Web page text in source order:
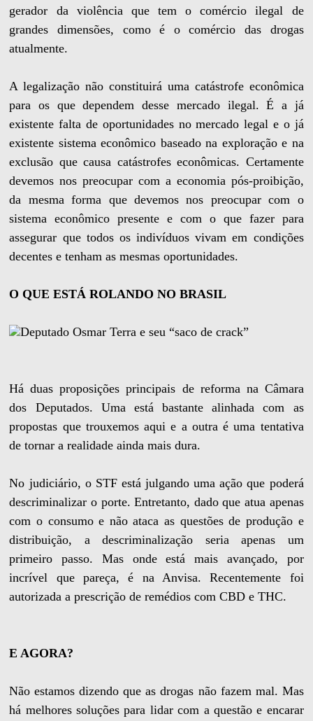
gerador da violência que tem o comércio ilegal de
grandes dimensões, como é o comércio das drogas
atualmente.
A legalização não constituirá uma catástrofe econômica
para os que dependem desse mercado ilegal. É a já
existente falta de oportunidades no mercado legal e o já
existente sistema econômico baseado na exploração e na
exclusão que causa catástrofes econômicas. Certamente
devemos nos preocupar com a economia pós-proibição,
da mesma forma que devemos nos preocupar com o
sistema econômico presente e com o que fazer para
assegurar que todos os indivíduos vivam em condições
decentes e tenham as mesmas oportunidades.
O QUE ESTÁ ROLANDO NO BRASIL
Deputado Osmar Terra e seu “saco de crack”
Há duas proposições principais de reforma na Câmara
dos Deputados. Uma está bastante alinhada com as
propostas que trouxemos aqui e a outra é uma tentativa
de tornar a realidade ainda mais dura.
No judiciário, o STF está julgando uma ação que poderá
descriminalizar o porte. Entretanto, dado que atua apenas
com o consumo e não ataca as questões de produção e
distribuição, a descriminalização seria apenas um
primeiro passo. Mas onde está mais avançado, por
incrível que pareça, é na Anvisa. Recentemente foi
autorizada a prescrição de remédios com CBD e THC.
E AGORA?
Não estamos dizendo que as drogas não fazem mal. Mas
há melhores soluções para lidar com a questão e encarar